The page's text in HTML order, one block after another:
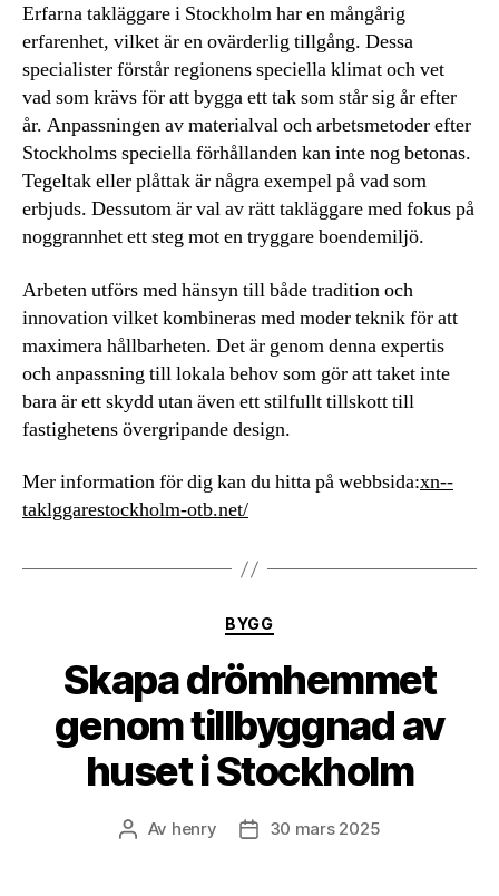
Erfarna takläggare i Stockholm har en mångårig
erfarenhet, vilket är en ovärderlig tillgång. Dessa
specialister förstår regionens speciella klimat och vet
vad som krävs för att bygga ett tak som står sig år efter
år. Anpassningen av materialval och arbetsmetoder efter
Stockholms speciella förhållanden kan inte nog betonas.
Tegeltak eller plåttak är några exempel på vad som
erbjuds. Dessutom är val av rätt takläggare med fokus på
noggrannhet ett steg mot en tryggare boendemiljö.
Arbeten utförs med hänsyn till både tradition och
innovation vilket kombineras med moder teknik för att
maximera hållbarheten. Det är genom denna expertis
och anpassning till lokala behov som gör att taket inte
bara är ett skydd utan även ett stilfullt tillskott till
fastighetens övergripande design.
Mer information för dig kan du hitta på webbsida:xn--
taklggarestockholm-otb.net/
Kategorier
BYGG
Skapa drömhemmet
genom tillbyggnad av
huset i Stockholm
Inläggsförfattare
Av henry Inläggsdatum
30 mars 2025